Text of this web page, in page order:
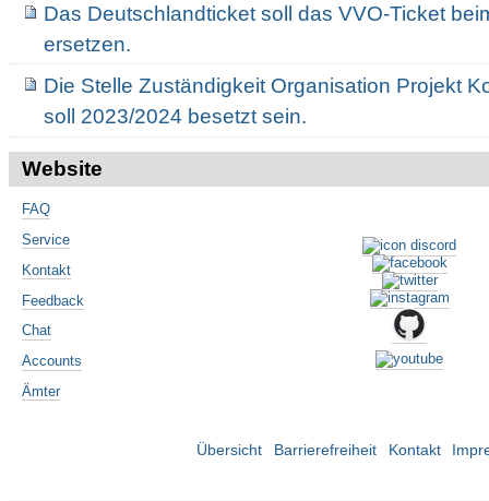
Das Deutschlandticket soll das VVO-Ticket
ersetzen.
Die Stelle Zuständigkeit Organisation Projekt
soll 2023/2024 besetzt sein.
Website
FAQ
Service
Kontakt
Feedback
Chat
Accounts
Ämter
Übersicht Barrierefreiheit Kontakt